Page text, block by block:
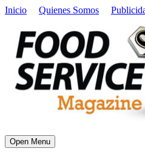
Inicio Quienes Somos
Open Menu